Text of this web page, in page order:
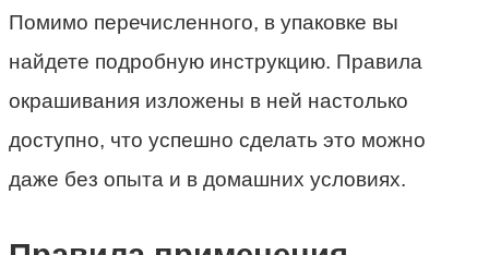
Помимо перечисленного, в упаковке вы
найдете подробную инструкцию. Правила
окрашивания изложены в ней настолько
доступно, что успешно сделать это можно
даже без опыта и в домашних условиях.